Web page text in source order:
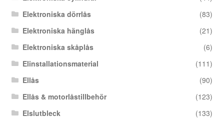
Elektroniska dörrlås
(83)
Elektroniska hänglås
(21)
Elektroniska skåplås
(6)
Elinstallationsmaterial
(111)
Ellås
(90)
Ellås & motorlåstillbehör
(123)
Elslutbleck
(133)